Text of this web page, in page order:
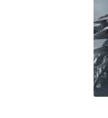
Мир